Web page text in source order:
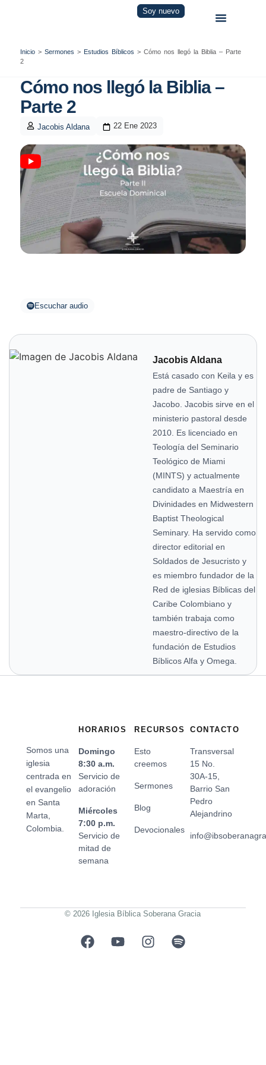
Soy nuevo
Inicio> Sermones > Estudios Bíblicos > Cómo nos llegó la Biblia – Parte
2
Cómo nos llegó la Biblia –
Parte 2
Jacobis Aldana 22 Ene 2023
Escuchar audio
Jacobis Aldana
Está casado con Keila y es
padre de Santiago y
Jacobo. Jacobis sirve en el
ministerio pastoral desde
2010. Es licenciado en
Teología del Seminario
Teológico de Miami
(MINTS) y actualmente
candidato a Maestría en
Divinidades en Midwestern
Baptist Theological
Seminary. Ha servido como
director editorial en
Soldados de Jesucristo y
es miembro fundador de la
Red de iglesias Bíblicas del
Caribe Colombiano y
también trabaja como
maestro-directivo de la
fundación de Estudios
Bíblicos Alfa y Omega.
Somos una
iglesia
centrada en
el evangelio
en Santa
Marta,
Colombia.
HORARIOS
Domingo
8:30 a.m.
Servicio de
adoración
Miércoles
7:00 p.m.
Servicio de
mitad de
semana
RECURSOS
Esto
creemos
Sermones
Blog
Devocionales
CONTACTO
Transversal
15 No.
30A-15,
Barrio San
Pedro
Alejandrino
© 2026 Iglesia Bíblica Soberana Gracia